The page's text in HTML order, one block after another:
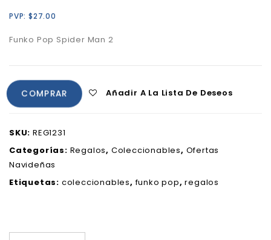
PVP: $27.00
Funko Pop Spider Man 2
COMPRAR Añadir A La Lista De Deseos
SKU: REG1231
Categorías: Regalos, Coleccionables, Ofertas
Navideñas
Etiquetas: coleccionables,funko pop,regalos